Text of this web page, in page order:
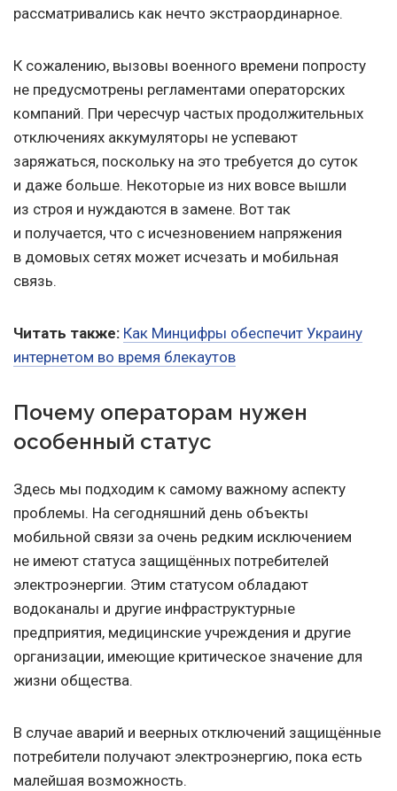
рассматривались как нечто экстраординарное.
К сожалению, вызовы военного времени попросту
не предусмотрены регламентами операторских
компаний. При чересчур частых продолжительных
отключениях аккумуляторы не успевают
заряжаться, поскольку на это требуется до суток
и даже больше. Некоторые из них вовсе вышли
из строя и нуждаются в замене. Вот так
и получается, что с исчезновением напряжения
в домовых сетях может исчезать и мобильная
связь.
Читать также: Как Минцифры обеспечит Украину
интернетом во время блекаутов
Почему операторам нужен
особенный статус
Здесь мы подходим к самому важному аспекту
проблемы. На сегодняшний день объекты
мобильной связи за очень редким исключением
не имеют статуса защищённых потребителей
электроэнергии. Этим статусом обладают
водоканалы и другие инфраструктурные
предприятия, медицинские учреждения и другие
организации, имеющие критическое значение для
жизни общества.
В случае аварий и веерных отключений защищённые
потребители получают электроэнергию, пока есть
малейшая возможность.